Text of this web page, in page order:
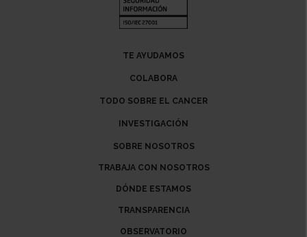
TE AYUDAMOS
COLABORA
TODO SOBRE EL CANCER
INVESTIGACIÓN
SOBRE NOSOTROS
TRABAJA CON NOSOTROS
DÓNDE ESTAMOS
TRANSPARENCIA
OBSERVATORIO